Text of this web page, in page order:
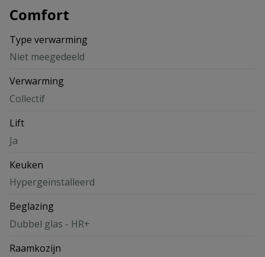
Comfort
Type verwarming
Niet meegedeeld
Verwarming
Collectif
Lift
Ja
Keuken
Hypergeïnstalleerd
Beglazing
Dubbel glas - HR+
Raamkozijn